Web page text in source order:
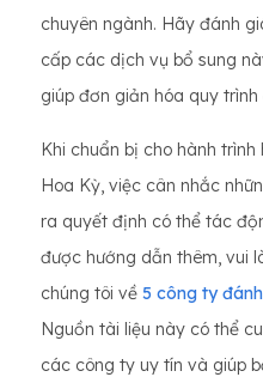
chuyên ngành. Hãy đánh
cấp các dịch vụ bổ sung
giúp đơn giản hóa quy
Khi chuẩn bị cho hành
Hoa Kỳ, việc cân nhắc
ra quyết định có thể tác
được hướng dẫn thêm, vui
chúng tôi về 5 công ty
Nguồn tài liệu này có thể
các công ty uy tín và giúp